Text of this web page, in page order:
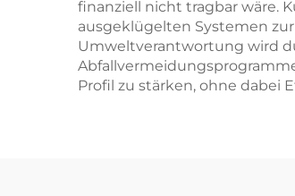
finanziell nicht tragbar wäre.
ausgeklügelten Systemen
Umweltverantwortung wird
Profil zu stärken, ohne dabei